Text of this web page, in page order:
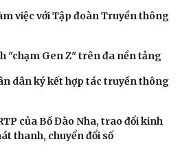
việc với Tập đoàn Truyền thông
"chạm Gen Z" trên đa nền tảng
dân ký kết hợp tác truyền thông
của Bồ Đào Nha, trao đổi kinh
thanh, chuyển đổi số